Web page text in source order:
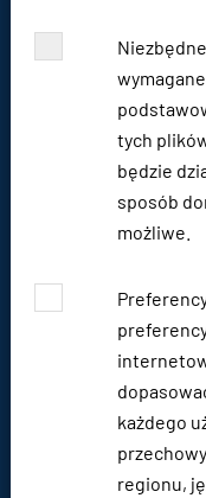
Strona główna
tych
będzie
sposób
możliwe.
każdego
regionu,